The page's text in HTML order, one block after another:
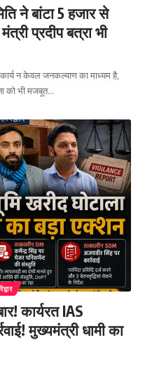
ने बांटा 5 हजार से
प्रदीप बत्रा भी
कार्य न केवल जनकल्याण का माध्यम है,
को भी मजबूत…
कार्यरत IAS
मुख्यमंत्री धामी का